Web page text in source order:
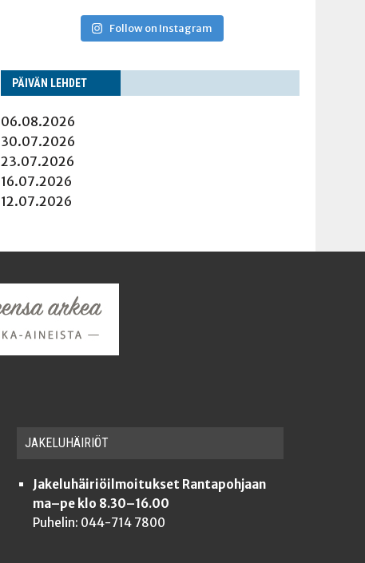
Follow on Instagram
PÄI­VÄN LEHDET
06.08.2026
30.07.2026
23.07.2026
16.07.2026
12.07.2026
JAKE­LU­HÄI­RIÖT
Jakeluhäiriöilmoitukset Rantapohjaan
ma–pe klo 8.30–16.00
Puhelin: 044-714 7800